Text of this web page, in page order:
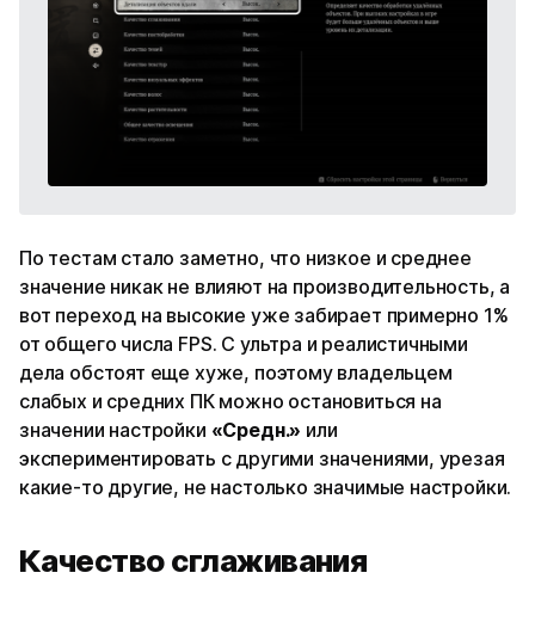
По тестам стало заметно, что низкое и среднее
значение никак не влияют на производительность, а
вот переход на высокие уже забирает примерно 1%
от общего числа FPS. С ультра и реалистичными
дела обстоят еще хуже, поэтому владельцем
слабых и средних ПК можно остановиться на
значении настройки «Средн.» или
экспериментировать с другими значениями, урезая
какие-то другие, не настолько значимые настройки.
Качество сглаживания